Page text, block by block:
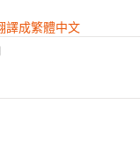
譯成繁體中文